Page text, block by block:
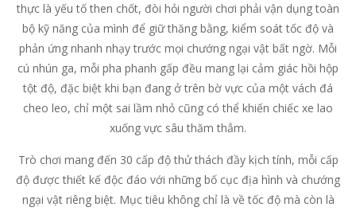
thực là yếu tố then chốt, đòi hỏi người chơi phải vận dụng toàn
bộ kỹ năng của mình để giữ thăng bằng, kiểm soát tốc độ và
phản ứng nhanh nhạy trước mọi chướng ngại vật bất ngờ. Mỗi
cú nhún ga, mỗi pha phanh gấp đều mang lại cảm giác hồi hộp
tột độ, đặc biệt khi bạn đang ở trên bờ vực của một vách đá
cheo leo, chỉ một sai lầm nhỏ cũng có thể khiến chiếc xe lao
xuống vực sâu thăm thẳm.
Trò chơi mang đến 30 cấp độ thử thách đầy kịch tính, mỗi cấp
độ được thiết kế độc đáo với những bố cục địa hình và chướng
ngại vật riêng biệt. Mục tiêu không chỉ là về tốc độ mà còn là